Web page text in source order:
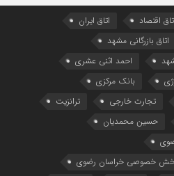
اقتصاد
اتاق ایران
اتاق بازرگانی مشهد
احمد اثنی عشری
بانک مرکزی
تجارت خارجی
ترانزیت
حسین محمدیان
بخش خصوصی خراسان رضوی